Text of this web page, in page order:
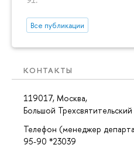
Все публикации
КОНТАКТЫ
119017, Москва,
Большой
Телефон (менеджер
95-90 *23039